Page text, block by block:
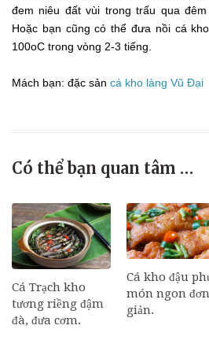
đem niêu đất vùi trong trấu qua
Hoặc bạn cũng có thể đưa nồi cá
100oC trong vòng 2-3 tiếng.
Mách bạn: đặc sản cá kho làng Vũ Đại
Có thể bạn quan tâm …
Cá Trạch kho
tương riềng đậm
đà, đưa cơm.
Cá kho đậu
món ngon đơn
giản.